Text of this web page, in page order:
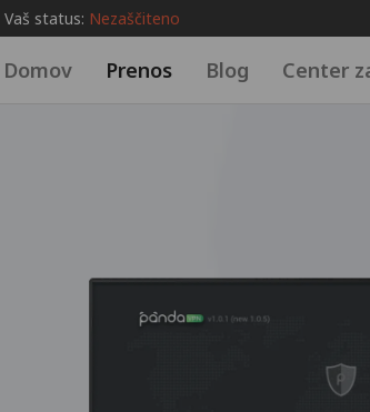
Vaš status: Nezaščiteno
Domov Prenos Blog Center